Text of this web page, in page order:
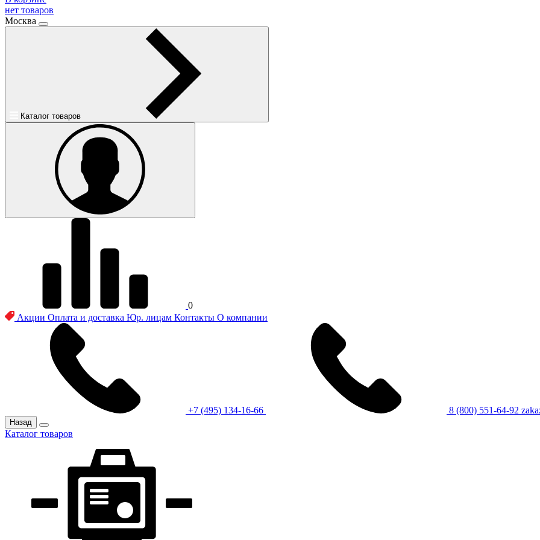
нет товаров
Москва
Каталог товаров
0
Акции Оплата и доставка Юр. лицам Контакты О компании
+7 (495) 134-16-66 8 (800) 551-64-92
Назад
Каталог товаров